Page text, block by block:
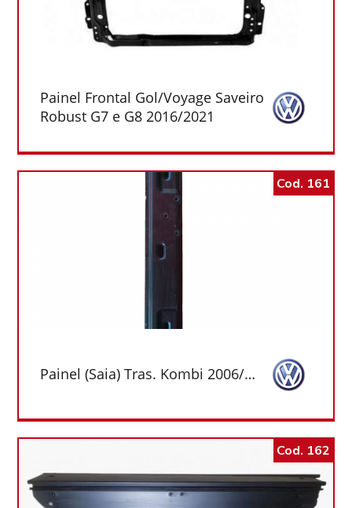
Painel Frontal Gol/Voyage Saveiro
Robust G7 e G8 2016/2021
Cod. 161
Painel (Saia) Tras. Kombi 2006/…
Cod. 162